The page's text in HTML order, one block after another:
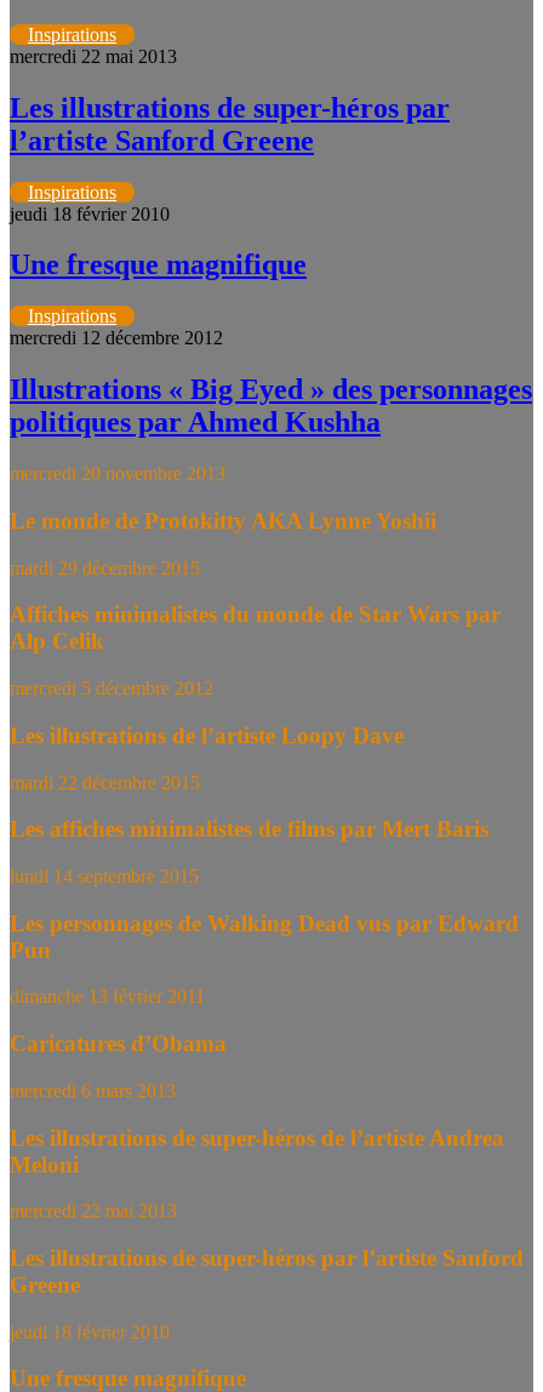
Inspirations
mercredi 22 mai 2013
Les illustrations de super-héros par
l’artiste Sanford Greene
Inspirations
jeudi 18 février 2010
Une fresque magnifique
Inspirations
mercredi 12 décembre 2012
Illustrations « Big Eyed » des personnages
politiques par Ahmed Kushha
mercredi 20 novembre 2013
Le monde de Protokitty AKA Lynne Yoshii
mardi 29 décembre 2015
Affiches minimalistes du monde de Star Wars par
Alp Celik
mercredi 5 décembre 2012
Les illustrations de l’artiste Loopy Dave
mardi 22 décembre 2015
Les affiches minimalistes de films par Mert Baris
lundi 14 septembre 2015
Les personnages de Walking Dead vus par Edward
Pun
dimanche 13 février 2011
Caricatures d’Obama
mercredi 6 mars 2013
Les illustrations de super-héros de l’artiste Andrea
Meloni
mercredi 22 mai 2013
Les illustrations de super-héros par l’artiste Sanford
Greene
jeudi 18 février 2010
Une fresque magnifique